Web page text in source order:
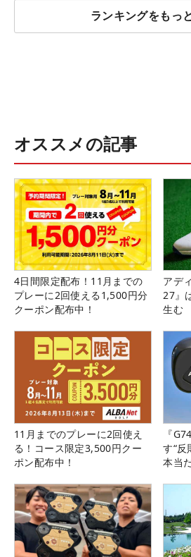
ランキングをもっ
オススメの記事
4日間限定配布！11月までの
プレーに2回使える1,500円分
クーポン配布中！
アデ
27』
生む
11月までのプレーに2回使え
る！コース限定3,500円クー
ポン配布中！
『
す“反
本当